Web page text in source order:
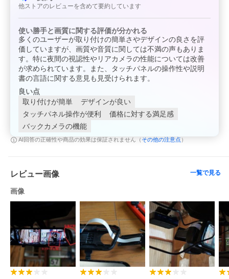
な操作ができます。
左右スライドで前後カメラ映像の切り替えることができます。
【ナイトビジョン・WDR機能】
高精度6層光学ガラスレンズ搭載で高画質の撮影と録画を可能に
し、最新WDR技術の採用で周囲の光度に応じて、自動的に画面の
明るさを調整します。
逆光の場合や、夜の録画時に生じる黒潰れや白飛びなどを抑え、
より見やすい映像で録画します。
また、雨や雪、霧等の様々な環境への対応も強化。
ナイトビジョン機能で夜間でも明るく高精細な映像を録画できま
す。
【常時録画】
エンジンを始動してから停止までの間、常時映像を録画します。
【安全駐車補助(バック連動機能)】
バック連動対応でバック連動線を接続すれば、バックにギアを入
【衝撃録画】
クで保護します。
【ACCステータス（駐車監視モード）】
ACC電源オフの時でも、最長24時間駐車監視することができま
す。（衝撃があった場合のみ)
駐車による窃盗、車上荒らしにも安心。
※ACCステータス（駐車監視モード）の場合、別売の常時電源ケ
ーブルが必要です。
【ループ録画】
SDカードの容量がなくなると、自動的に古いファイルから順に上
他ストアのレビューを含めて要約しています
使い勝手と画質に関する評価が分かれる
多くのユーザーが取り付けの簡単さやデザインの良さを評
価していますが、画質や音質に関しては不満の声もありま
す。特に夜間の視認性やリアカメラの性能については改善
が求められています。また、タッチパネルの操作性や説明
書の言語に関する意見も見受けられます。
良い点
取り付けが簡単
デザインが良い
タッチパネル操作が便利
価格に対する満足感
バックカメラの機能
AI回答の正確性や商品の効果は保証されません（ その他の注意点 ）
レビュー画像 一覧で見る
画像